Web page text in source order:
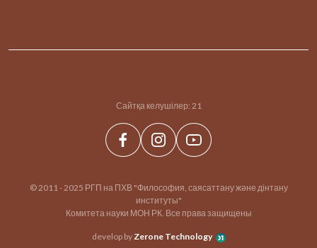
Сайтқа келушілер: 21
© 2011 - 2025 РГП на ПХВ "Философия, саясаттану және дінтану
институты"
Комитета науки МОН РК. Все права защищены
develop byZerone Technology